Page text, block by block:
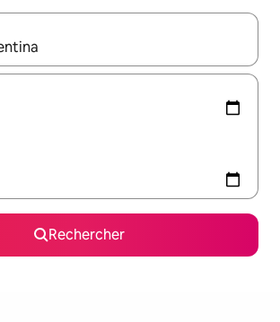
s'affichent, utilisez les flèches vers le
Rechercher